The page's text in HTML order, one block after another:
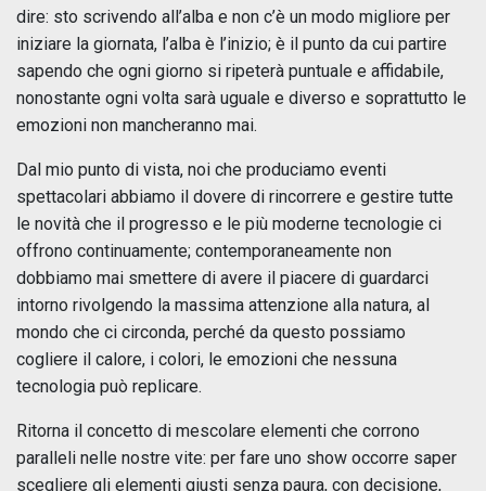
dire: sto scrivendo all’alba e non c’è un modo migliore per
iniziare la giornata, l’alba è l’inizio; è il punto da cui partire
sapendo che ogni giorno si ripeterà puntuale e affidabile,
nonostante ogni volta sarà uguale e diverso e soprattutto le
emozioni non mancheranno mai.
Dal mio punto di vista, noi che produciamo eventi
spettacolari abbiamo il dovere di rincorrere e gestire tutte
le novità che il progresso e le più moderne tecnologie ci
offrono continuamente; contemporaneamente non
dobbiamo mai smettere di avere il piacere di guardarci
intorno rivolgendo la massima attenzione alla natura, al
mondo che ci circonda, perché da questo possiamo
cogliere il calore, i colori, le emozioni che nessuna
tecnologia può replicare.
Ritorna il concetto di mescolare elementi che corrono
paralleli nelle nostre vite: per fare uno show occorre saper
scegliere gli elementi giusti senza paura, con decisione,